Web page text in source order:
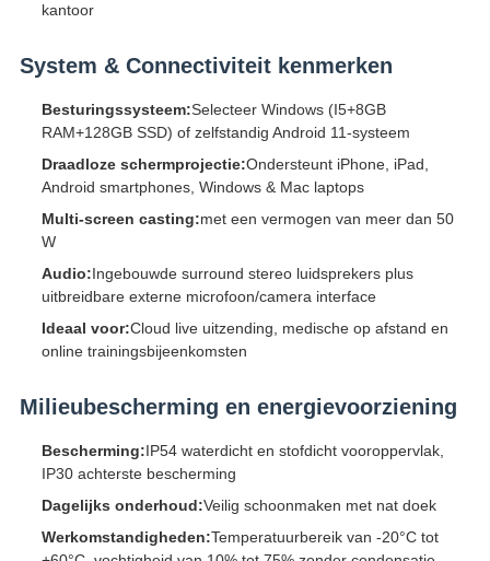
kantoor
System & Connectiviteit kenmerken
Besturingssysteem:Selecteer Windows (I5+8GB
RAM+128GB SSD) of zelfstandig Android 11-systeem
Draadloze schermprojectie:Ondersteunt iPhone, iPad,
Android smartphones, Windows & Mac laptops
Multi-screen casting:met een vermogen van meer dan 50
W
Audio:Ingebouwde surround stereo luidsprekers plus
uitbreidbare externe microfoon/camera interface
Ideaal voor:Cloud live uitzending, medische op afstand en
online trainingsbijeenkomsten
Milieubescherming en energievoorziening
Bescherming:IP54 waterdicht en stofdicht vooroppervlak,
IP30 achterste bescherming
Dagelijks onderhoud:Veilig schoonmaken met nat doek
Werkomstandigheden:Temperatuurbereik van -20°C tot